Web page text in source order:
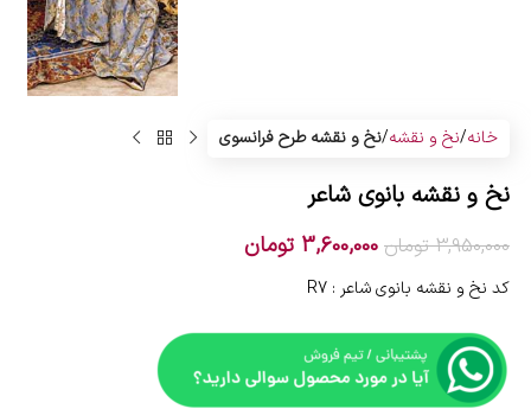
خانه نخ و نقشه نخ و نقشه طرح فرانسوی
نخ و نقشه بانوی شاعر
3,950,000 تومان 3,600,000 تومان
کد نخ و نقشه بانوی شاعر : R7